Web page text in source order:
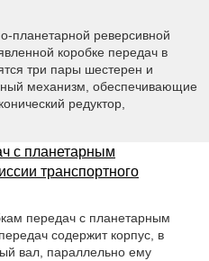
планетарной реверсивной
коробке передач в
три пары шестерен и
механизм, обеспечивающие
редуктор,
с планетарным
транспортного
передач с планетарным
содержит корпус, в
вал, параллельно ему